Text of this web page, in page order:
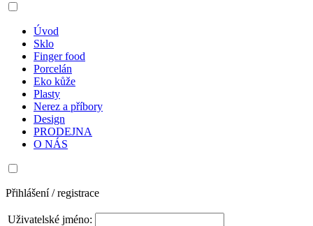
Úvod
Sklo
Finger food
Porcelán
Eko kůže
Plasty
Nerez a příbory
Design
PRODEJNA
O NÁS
Přihlášení / registrace
Uživatelské jméno: